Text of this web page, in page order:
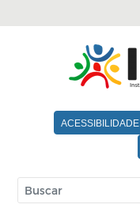
ACESSIBILIDADE